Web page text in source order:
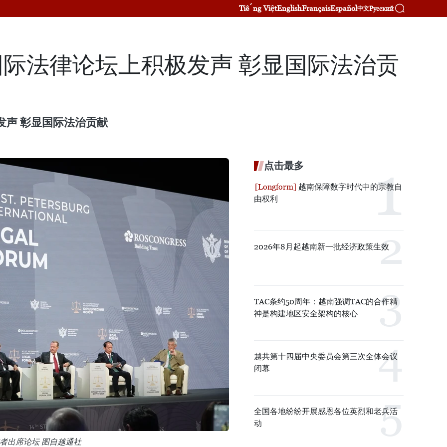
Tiếng ViệtEnglishFrançaisEspañol中文Русский
法律论坛上积极发声 彰显国际法治贡
声 彰显国际法治贡献
出席论坛 图自越通社
点击最多
越南保障数字时代中的宗教自
由权利
2026年8月起越南新一批经济政策生效
TAC条约50周年：越南强调TAC的合作精
神是构建地区安全架构的核心
越共第十四届中央委员会第三次全体会议
闭幕
全国各地纷纷开展感恩各位英烈和老兵活
动